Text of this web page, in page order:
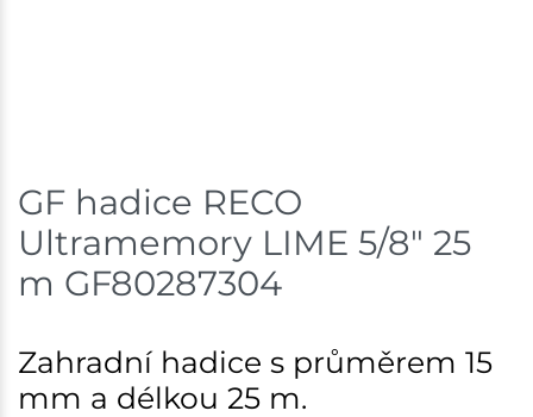
GF hadice RECO
Ultramemory LIME 5/8" 25
m GF80287304
Zahradní hadice s průměrem 15
mm a délkou 25 m.